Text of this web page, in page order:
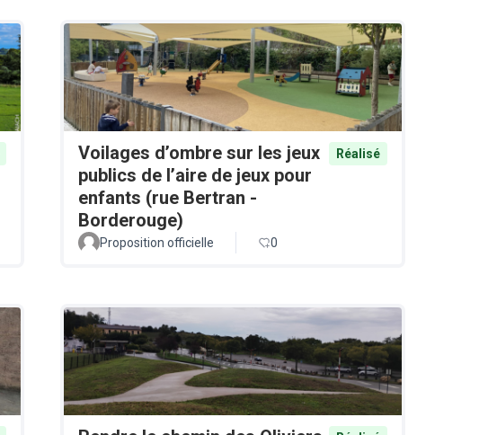
Voilages d’ombre sur les jeux
publics de l’aire de jeux pour
enfants (rue Bertran -
Borderouge)
Réalisé
Proposition officielle 0